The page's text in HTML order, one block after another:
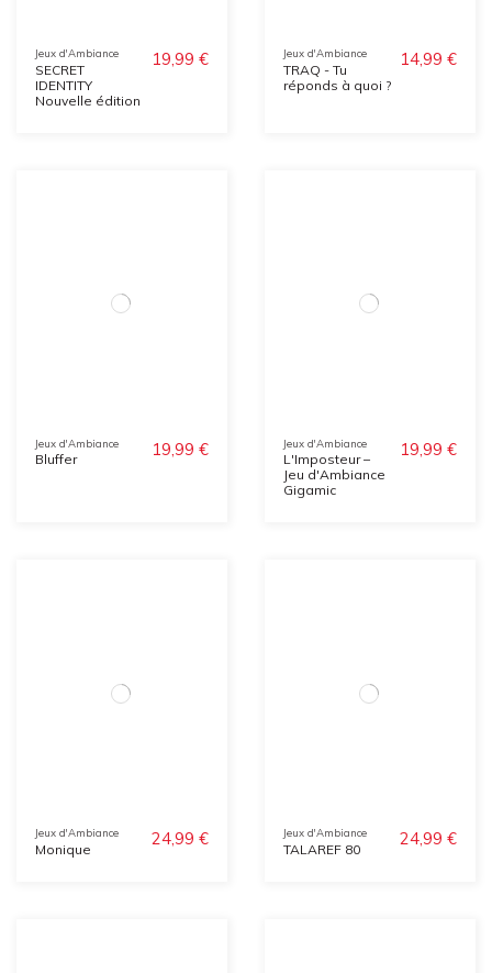
Jeux d'Ambiance
SECRET
IDENTITY
Nouvelle édition
19,99 € Jeux d'Ambiance
TRAQ - Tu
réponds à quoi ?
14,99 €
Jeux d'Ambiance
Bluffer 19,99 € Jeux d'Ambiance
L'Imposteur –
Jeu d'Ambiance
Gigamic
19,99 €
Jeux d'Ambiance
Monique 24,99 € Jeux d'Ambiance
TALAREF 80 24,99 €